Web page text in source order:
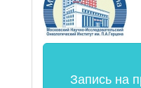
Запись на